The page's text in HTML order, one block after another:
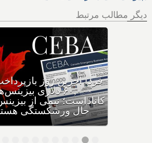
دیگر مطالب مرتبط
وزیر مهاجرت: کانادا
توریستی و دانشجویی
صادر می‌کند